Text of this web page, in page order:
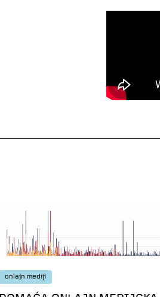
onlajn mediji